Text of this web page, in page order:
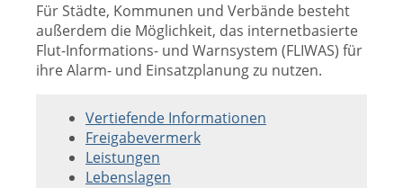
Für Städte, Kommunen und Verbände besteht
außerdem die Möglichkeit, das internetbasierte
Flut-Informations- und Warnsystem (FLIWAS) für
ihre Alarm- und Einsatzplanung zu nutzen.
Vertiefende Informationen
Freigabevermerk
Leistungen
Lebenslagen